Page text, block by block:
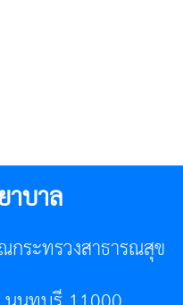
บาล
กระทรวงสาธารณสุข